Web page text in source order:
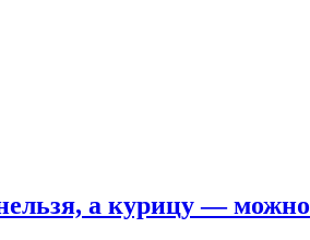
а курицу — можно